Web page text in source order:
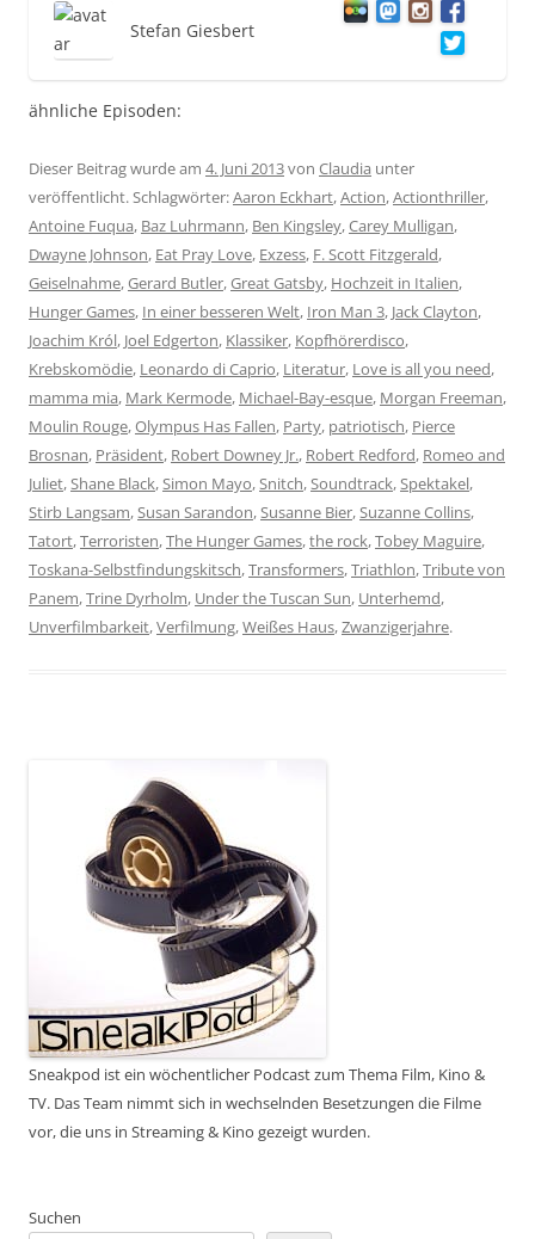
Stefan Giesbert
ähnliche Episoden:
Dieser Beitrag wurde am 4. Juni 2013von Claudia unter
veröffentlicht. Schlagwörter:Aaron Eckhart,Action,Actionthriller,
Antoine Fuqua, Baz Luhrmann, Ben Kingsley,Carey Mulligan,
Dwayne Johnson, Eat Pray Love, Exzess, F. Scott Fitzgerald,
Geiselnahme,Gerard Butler,Great Gatsby, Hochzeit in Italien,
Hunger Games, In einer besseren Welt, Iron Man 3, Jack Clayton,
Joachim Król, Joel Edgerton, Klassiker, Kopfhörerdisco,
Krebskomödie, Leonardo di Caprio, Literatur, Love is all you need,
mamma mia, Mark Kermode, Michael-Bay-esque, Morgan Freeman,
Moulin Rouge,Olympus Has Fallen, Party, patriotisch, Pierce
Brosnan, Präsident, Robert Downey Jr., Robert Redford, Romeo and
Juliet,Shane Black,Simon Mayo,Snitch,Soundtrack,Spektakel,
Stirb Langsam,Susan Sarandon,Susanne Bier,Suzanne Collins,
Tatort,Terroristen,The Hunger Games,the rock,Tobey Maguire,
Toskana-Selbstfindungskitsch,Transformers,Triathlon,Tribute von
Panem,Trine Dyrholm, Under the Tuscan Sun, Unterhemd,
Unverfilmbarkeit,Verfilmung,Weißes Haus,Zwanzigerjahre.
Sneakpod ist ein wöchentlicher Podcast zum Thema Film, Kino &
TV. Das Team nimmt sich in wechselnden Besetzungen die Filme
vor, die uns in Streaming & Kino gezeigt wurden.
Suchen